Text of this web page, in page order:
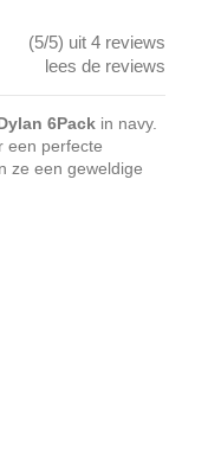
(5/5) uit 4 reviews
lees de reviews
6Packin navy.
een perfecte
ze een geweldige